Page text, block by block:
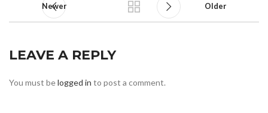
Newer Older
LEAVE A REPLY
You must belogged in to post a comment.